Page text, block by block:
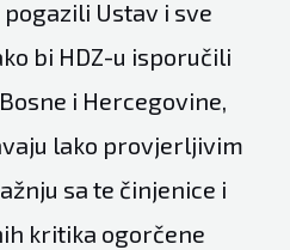
pogazili Ustav i sve
bi HDZ-u isporučili
i Hercegovine,
lako provjerljivim
sa te činjenice i
kritika ogorčene